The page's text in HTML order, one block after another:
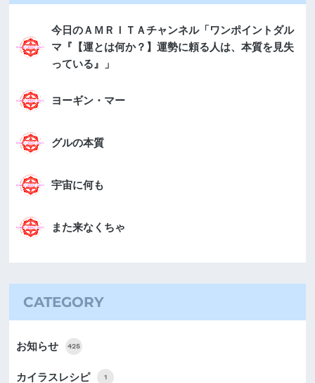
今日のＡＭＲＩＴＡチャンネル「ワンポイントダル
マ『【運とは何か？】運勢に頼る人は、本質を見失
っている』」
ヨーギン・マー
グルの本質
宇宙に何も
また来なくちゃ
CATEGORY
お知らせ 425
カイラスレシピ 1